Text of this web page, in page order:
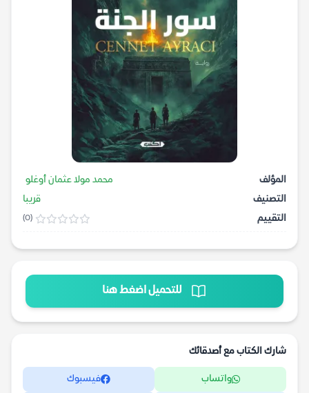
المؤلف
محمد مولا عثمان أوغلو
التصنيف
قريبا
التقييم
(0)
للتحميل اضغط هنا
شارك الكتاب مع أصدقائك
واتساب فيسبوك